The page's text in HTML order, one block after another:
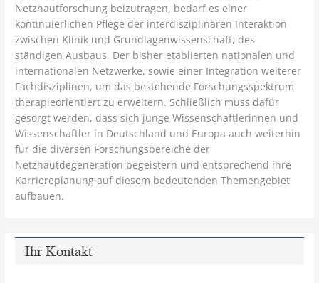
Netzhautforschung beizutragen, bedarf es einer
kontinuierlichen Pflege der interdisziplinären Interaktion
zwischen Klinik und Grundlagenwissenschaft, des
ständigen Ausbaus. Der bisher etablierten nationalen und
internationalen Netzwerke, sowie einer Integration weiterer
Fachdisziplinen, um das bestehende Forschungsspektrum
therapieorientiert zu erweitern. Schließlich muss dafür
gesorgt werden, dass sich junge Wissenschaftlerinnen und
Wissenschaftler in Deutschland und Europa auch weiterhin
für die diversen Forschungsbereiche der
Netzhautdegeneration begeistern und entsprechend ihre
Karriereplanung auf diesem bedeutenden Themengebiet
aufbauen.
Ihr Kontakt